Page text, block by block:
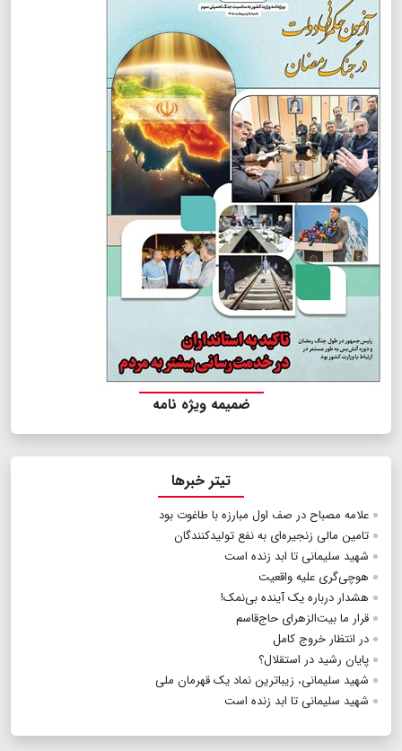
ضمیمه ویژه نامه
تیتر خبرها
علامه مصباح در صف اول مبارزه با طاغوت بود
تامین مالی زنجیره‌ای به نفع تولیدکنندگان
شهید سلیمانی تا ابد زنده است
هوچی‌گری علیه واقعیت
هشدار درباره یک آینده بی‌نمک!
قرار ما بیت‌الزهرای حاج‌قاسم
در انتظار خروج کامل
پایان رشید در استقلال؟
شهید سلیمانی، زیباترین نماد یک قهرمان ملی
شهید سلیمانی تا ابد زنده است